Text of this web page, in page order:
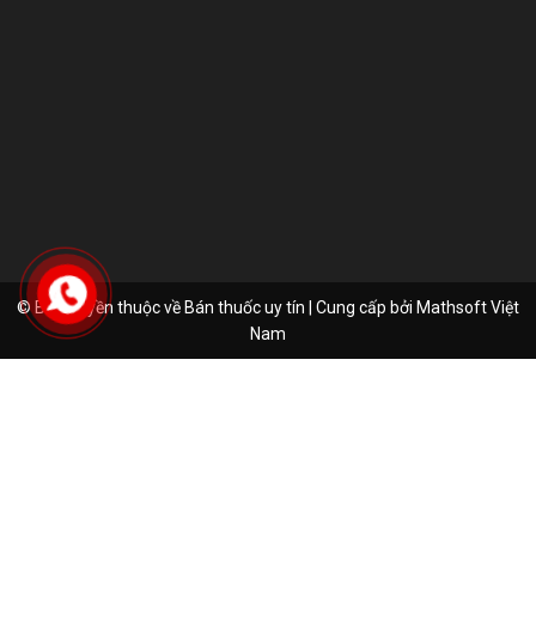
© Bản quyền thuộc về Bán thuốc uy tín | Cung cấp bởi Mathsoft Việt
Nam